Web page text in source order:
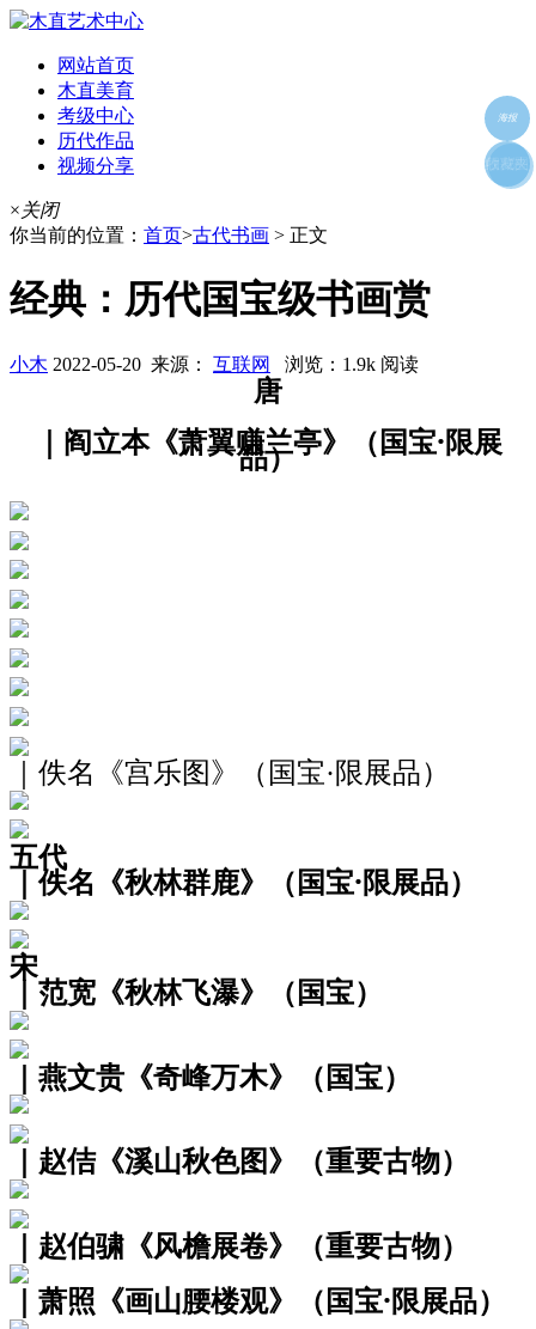
网站首页
木直美育
考级中心
历代作品
视频分享
×关闭
你当前的位置： 首页>古代书画 > 正文
经典：历代国宝级书画赏
小木 2022-05-20 来源： 互联网 浏览：1.9k 阅读
唐
｜阎立本《萧翼赚兰亭》（国宝·限展
品）
｜佚名《宫乐图》（国宝·限展品）
五代
｜佚名《秋林群鹿》（国宝·限展品）
宋
｜范宽《秋林飞瀑》（国宝）
｜燕文贵《奇峰万木》（国宝）
｜赵佶《溪山秋色图》（重要古物）
｜赵伯骕《风檐展卷》（重要古物）
｜萧照《画山腰楼观》（国宝·限展品）
海报
好友
朋友圈
收藏夹